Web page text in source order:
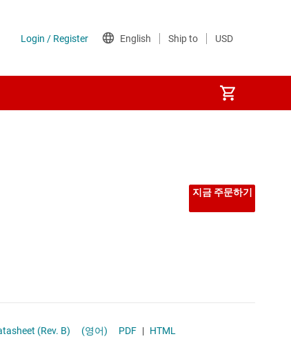
지금 주문하기
datasheet (Rev. B) (영어) PDF | HTML